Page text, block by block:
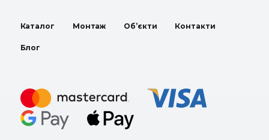
Каталог Монтаж Об’єкти Контакти
Блог